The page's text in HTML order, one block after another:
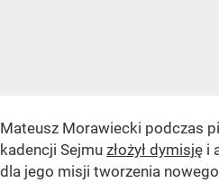
Mateusz Morawiecki podczas
kadencji Sejmu złożył dymisję i
dla jego misji tworzenia